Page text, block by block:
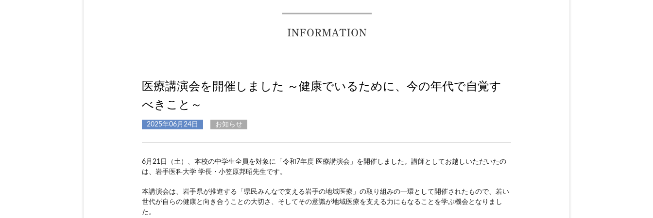
医療講演会を開催しました ～健康でいるために、今の年代で自覚す
べきこと～
2025年06月24日 お知らせ
6月21日（土）、本校の中学生全員を対象に「令和7年度 医療講演会」を開催しました。講師としてお越しいただいたの
は、岩手医科大学 学長・小笠原邦昭先生です。
本講演会は、岩手県が推進する「県民みんなで支える岩手の地域医療」の取り組みの一環として開催されたもので、若い
世代が自らの健康と向き合うことの大切さ、そしてその意識が地域医療を支える力にもなることを学ぶ機会となりまし
た。